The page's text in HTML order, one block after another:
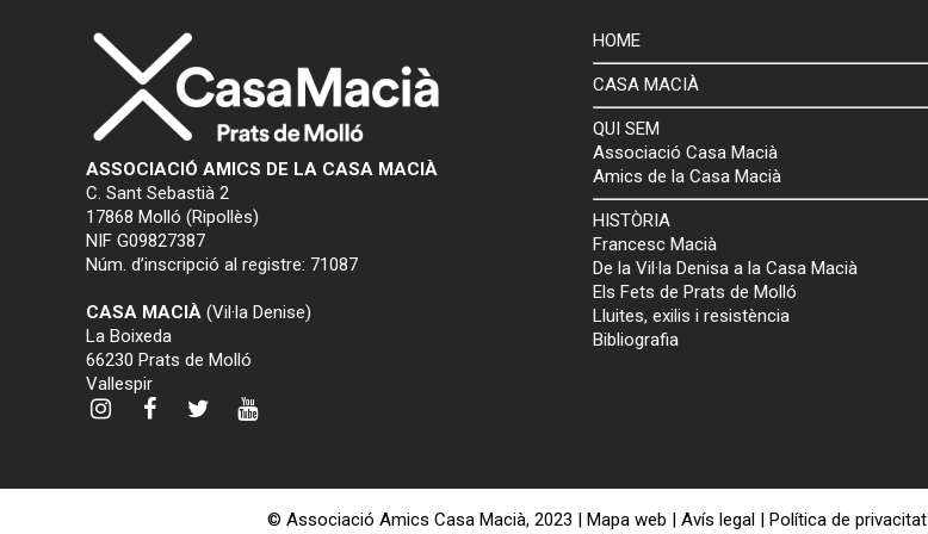
ASSOCIACIÓ AMICS DE LA CASA MACIÀ
C. Sant Sebastià 2
17868 Molló (Ripollès)
NIF G09827387
Núm. d’inscripció al registre: 71087
CASA MACIÀ (Vil·la Denise)
La Boixeda
66230 Prats de Molló
Vallespir
HOME
CASA MACIÀ
QUI SEM
Associació Casa Macià
Amics de la Casa Macià
HISTÒRIA
Francesc Macià
De la Vil·la Denisa a la Casa Macià
Els Fets de Prats de Molló
Lluites, exilis i resistència
Bibliografia
© Associació Amics Casa Macià, 2023 | Mapa web | Avís legal | Política de privacitat